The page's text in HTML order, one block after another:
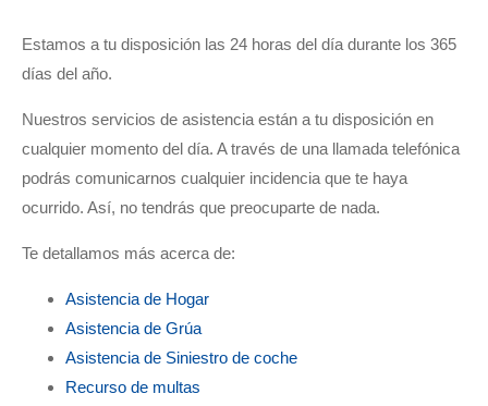
en apenas unos minutos
en apenas unos minutos
Estamos a tu disposición las 24 horas del día durante los 365
días del año.
Nuestros servicios de asistencia están a tu disposición en
cualquier momento del día. A través de una llamada telefónica
podrás comunicarnos cualquier incidencia que te haya
ocurrido. Así, no tendrás que preocuparte de nada.
Te detallamos más acerca de:
Asistencia de Hogar
Asistencia de Grúa
Asistencia de Siniestro de coche
Recurso de multas